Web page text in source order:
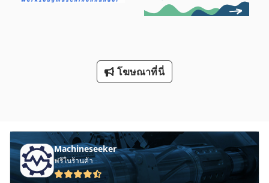
โฆษณาที่นี่
Machineseeker
ฟรีในร้านค้า